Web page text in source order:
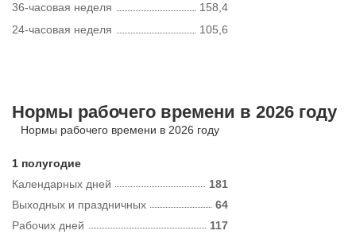
36-часовая неделя
158,4
24-часовая неделя
105,6
Нормы рабочего времени в 2026 году
Нормы рабочего времени в 2026 году
1 полугодие
Календарных дней
181
Рабочих дней 117
Выходных и праздничных 64